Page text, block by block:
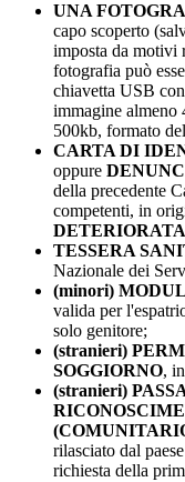
UNA
capo scoperto
imposta da motivi
fotografia può
chiavetta USB
immagine almeno
500kb, formato
CARTA DI
oppure
della precedente
competenti, in
DETERIORATA
TESSERA
Nazionale dei
(minori)
valida per
solo genitore;
(stranieri)
SOGGIORNO,
(stranieri)
rilasciato dal
richiesta della